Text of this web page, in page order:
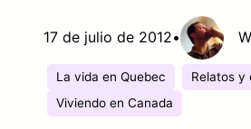
17 de julio de 2012•
La vida en Quebec
Relatos y
Viviendo en Canada